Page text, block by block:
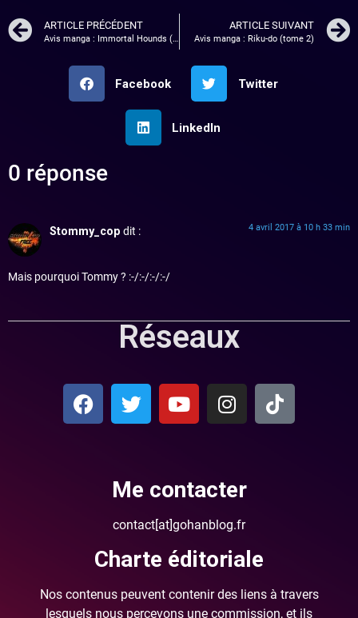
ARTICLE PRÉCÉDENT
Avis manga : Immortal Hounds (tome 2)
ARTICLE SUIVANT
Avis manga : Riku-do (tome 2)
Facebook Twitter
LinkedIn
0 réponse
Stommy_cop dit : 4 avril 2017 à 10 h 33 min
Mais pourquoi Tommy ? :-/:-/:-/:-/
Réseaux
Me contacter
contact[at]gohanblog.fr
Charte éditoriale
Nos contenus peuvent contenir des liens à travers
lesquels nous percevons une commission, et ils